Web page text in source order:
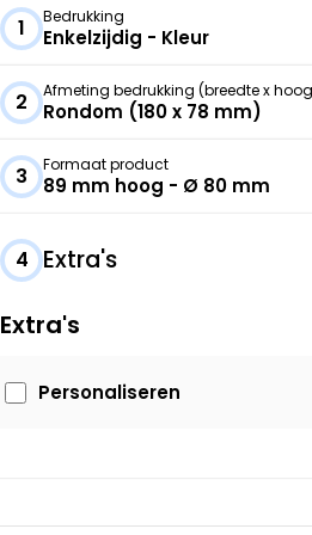
1 Bedrukking
Enkelzijdig - Kleur
2 Afmeting bedrukking (breedte x
Rondom (180 x 78 mm)
3 Formaat product
89 mm hoog - Ø 80 mm
4 Extra's
Extra's
Personaliseren